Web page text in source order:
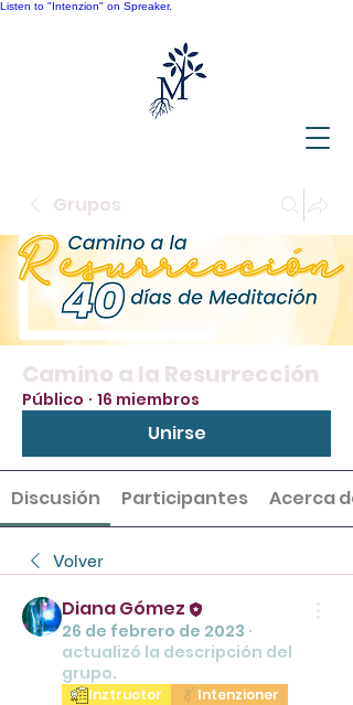
Listen to "Intenzion" on Spreaker.
Grupos
Camino a la Resurrección
Público · 16 miembros
Unirse
Discusión Participantes Acerca de
Volver
Diana Gómez
26 de febrero de 2023 ·
actualizó la descripción del
grupo.
Inztructor Intenzioner